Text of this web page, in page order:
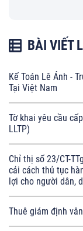
BÀI VIẾT
Kế Toán Lê Ánh -
Tại Việt Nam
Tờ khai yêu cầu
LLTP)
Chỉ thị số 23/CT-
cải cách thủ tục
lợi cho người dân,
Thuê giám định